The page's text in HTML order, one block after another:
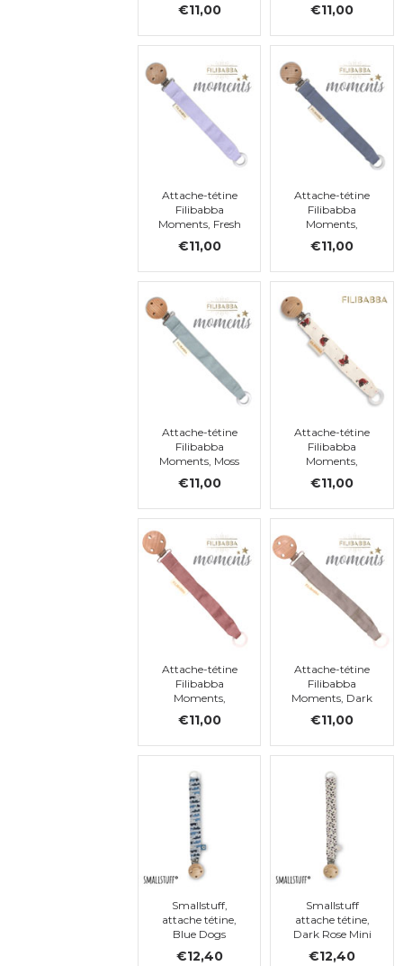
€11,00 €11,00
Attache-tétine
Filibabba
Moments, Fresh
Violet
€11,00
Attache-tétine
Filibabba
Moments,
Muddly Blue
€11,00
Attache-tétine
Filibabba
Moments, Moss
Green
€11,00
Attache-tétine
Filibabba
Moments,
Lucky
€11,00
Attache-tétine
Filibabba
Moments,
€11,00
Attache-tétine
Filibabba
Moments, Dark
€11,00
Smallstuff,
attache tétine,
Blue Dogs
€12,40
Smallstuff
attache tétine,
Dark Rose Mini
Flowers
€12,40